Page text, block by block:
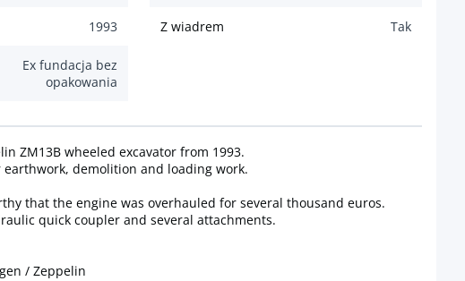
1993 Z wiadrem Tak
Ex fundacja bez
opakowania
ZM13B wheeled excavator from 1993.
demolition and loading work.
that the engine was overhauled for several thousand euros.
quick coupler and several attachments.
/ Zeppelin